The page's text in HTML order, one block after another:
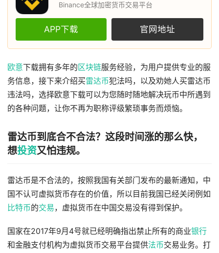
Binance全球加密货币交易平台
APP下载 官网地址
欧意下载拥有多年的区块链服务经验，为用户提供专业的服
务信息，接下来介绍买雷达币犯法吗，以及劝她人买雷达币
违法吗，选择欧意下载可以为您随时随地解决玩币中所遇到
的各种问题，让你不再为职称评级繁琐事务而烦恼。
雷达币到底合不合法？这段时间涨的那么快，
想投资又怕违规。
雷达币是不合法的，按照我国有关部门发布的最新通知，中
国不认可虚拟货币存在的价值，所以目前我国已经关闭例如
比特币的交易，虚拟货币在中国交易没有得到保护。
国家在2017年9月4号就已经明确指出禁止所有的商业银行
和金融支付机构为虚拟货币交易平台提供法币交易业务。打